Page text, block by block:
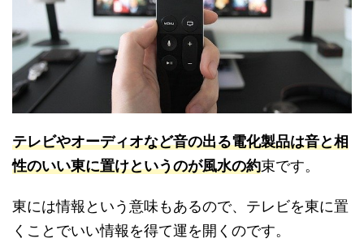
テレビやオーディオなど音の出る電化製品は音と相
性のいい東に置けというのが風水の約束です。
東には情報という意味もあるので、テレビを東に置
くことでいい情報を得て運を開くのです。